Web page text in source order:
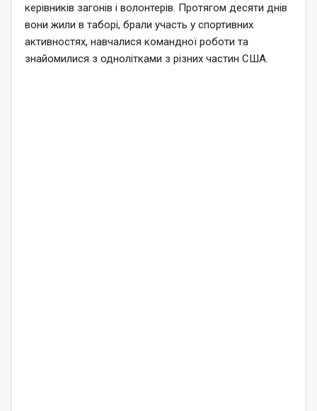
керівників загонів і волонтерів. Протягом десяти днів
вони жили в таборі, брали участь у спортивних
активностях, навчалися командної роботи та
знайомилися з однолітками з різних частин США.